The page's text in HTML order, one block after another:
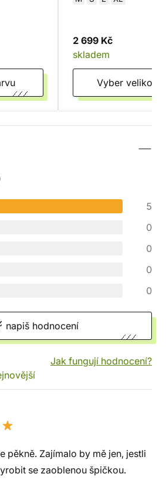
barvu
2 699 Kč
skladem
Vyber velikost
5
0
0
0
0
napiš hodnocení
Jak fungují hodnocení?
pěkně. Zajímalo by mě jen, jestli
se zaoblenou špičkou.